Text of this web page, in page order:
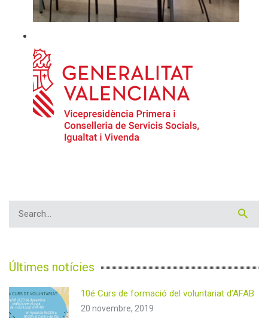
Últimes notícies
10é Curs de formació del voluntariat d’AFAB
20 novembre, 2019